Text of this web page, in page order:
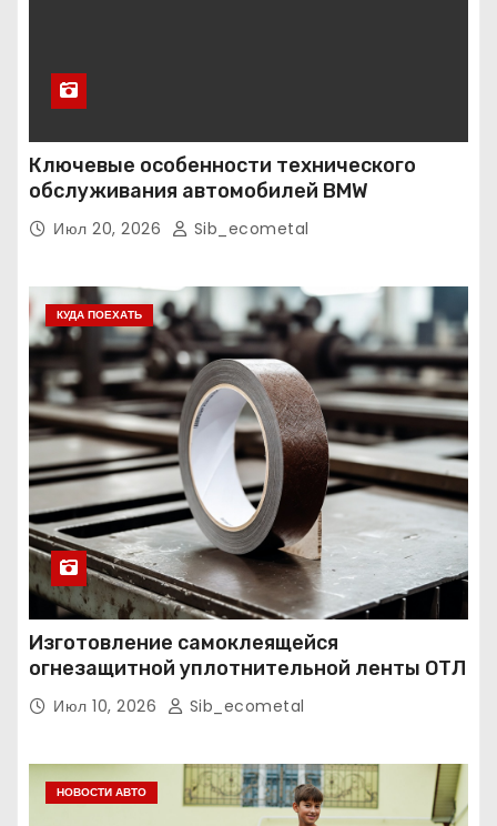
Ключевые особенности технического
обслуживания автомобилей BMW
Июл 20, 2026 Sib_ecometal
КУДА ПОЕХАТЬ
Изготовление самоклеящейся
огнезащитной уплотнительной ленты ОТЛ
Июл 10, 2026 Sib_ecometal
НОВОСТИ АВТО